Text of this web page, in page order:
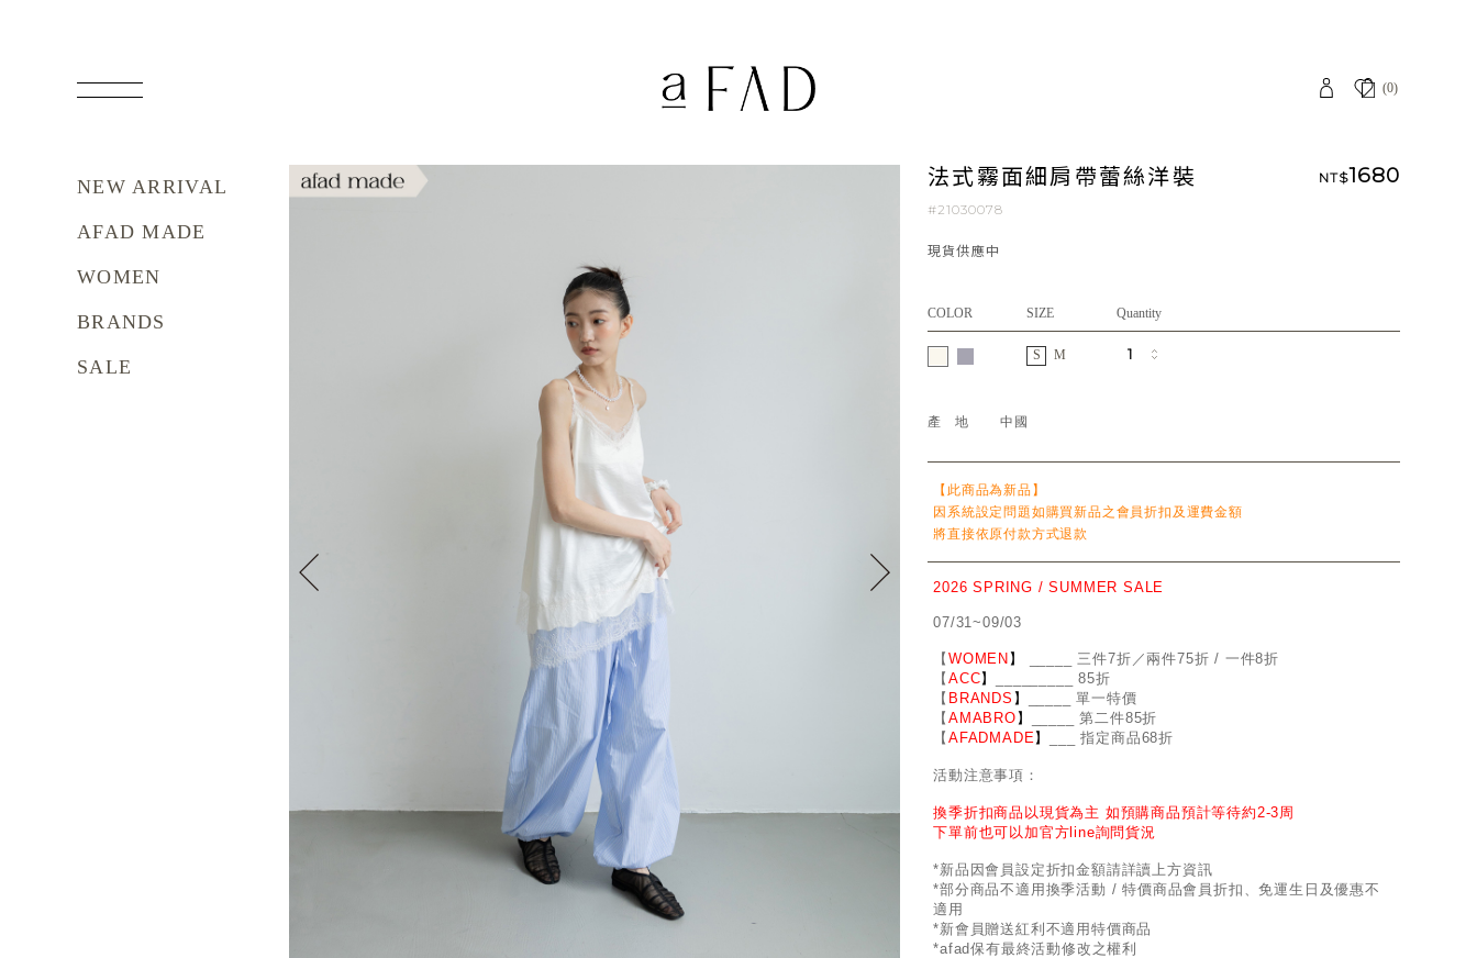
(0)
NEW ARRIVAL
AFAD MADE
WOMEN
BRANDS
SALE
法式霧面細肩帶蕾絲洋裝
#21030078
現貨供應中
NT$1680
COLOR SIZE Quantity
S M
產地 中國
【此商品為新品】
因系統設定問題如購買新品之會員折扣及運費金額
將直接依原付款方式退款
2026 SPRING / SUMMER SALE
07/31~09/03
【 WOMEN 】
___ 三件7折／兩件75折 / 一件8折
【 ACC】
____ 85折
【 BRANDS 】
_ 單一特價
【 AMABRO 】
_ 第二件85折
【 AFADMADE】 ___ 指定商品68折
活動注意事項：
換季折扣商品以現貨為主 如預購商品預計等待約2-3周
下單前也可以加官方line詢問貨況
*新品因會員設定折扣金額請詳讀上方資訊
*部分商品不適用換季活動 / 特價商品會員折扣、免運生日及優惠不
適用
*新會員贈送紅利不適用特價商品
*afad保有最終活動修改之權利